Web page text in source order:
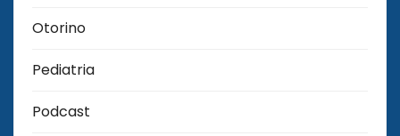
Otorino
Pediatria
Podcast